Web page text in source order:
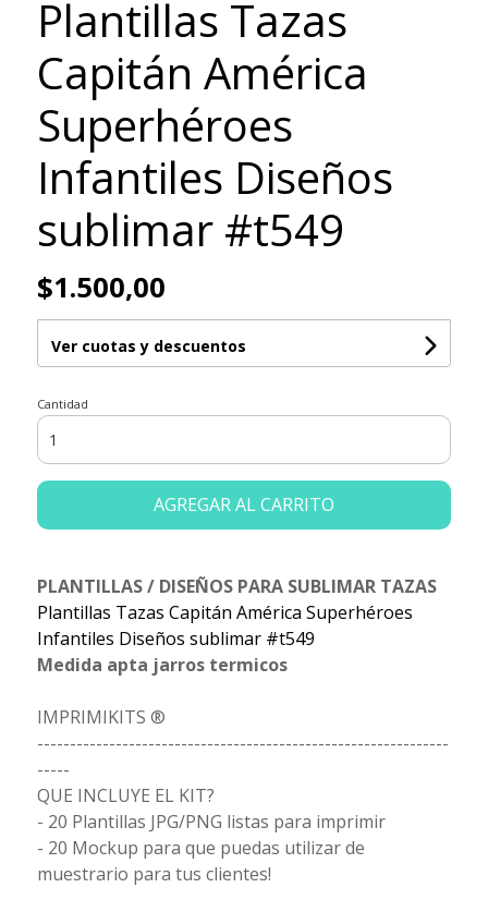
Plantillas Tazas
Capitán América
Superhéroes
Infantiles Diseños
sublimar #t549
$1.500,00
Ver cuotas y descuentos
Cantidad
AGREGAR AL CARRITO
PLANTILLAS / DISEÑOS PARA SUBLIMAR TAZAS
Plantillas Tazas Capitán América Superhéroes
Infantiles Diseños sublimar #t549
Medida apta jarros termicos
IMPRIMIKITS ®
---------------------------------------------------------------
-----
QUE INCLUYE EL KIT?
- 20 Plantillas JPG/PNG listas para imprimir
- 20 Mockup para que puedas utilizar de
muestrario para tus clientes!